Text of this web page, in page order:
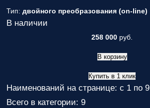
Тип: двойного преобразования (on-line)
В наличии
258 000 руб.
В корзину
Купить в 1 клик
Наименований на странице: с 1 по 9
Всего в категории: 9